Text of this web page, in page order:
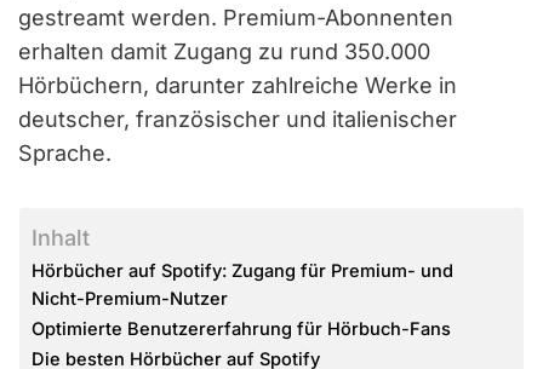
gestreamt werden. Premium-Abonnenten
erhalten damit Zugang zu rund 350.000
Hörbüchern, darunter zahlreiche Werke in
deutscher, französischer und italienischer
Sprache.
Inhalt
Hörbücher auf Spotify: Zugang für Premium- und
Nicht-Premium-Nutzer
Optimierte Benutzererfahrung für Hörbuch-Fans
Die besten Hörbücher auf Spotify